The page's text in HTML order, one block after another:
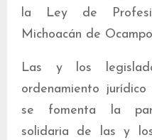
la Ley de
Michoacán de
Las y los
ordenamiento jurídico
se fomenta la
solidaria de las y